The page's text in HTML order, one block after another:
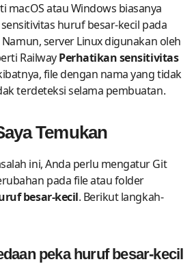
macOS atau Windows biasanya
huruf besar-kecil pada
server Linux digunakan oleh
RailwayPerhatikan sensitivitas
file dengan nama yang tidak
terdeteksi selama pembuatan.
Temukan
ini, Anda perlu mengatur Git
pada file atau folder
besar-kecil. Berikut langkah-
peka huruf besar-kecil